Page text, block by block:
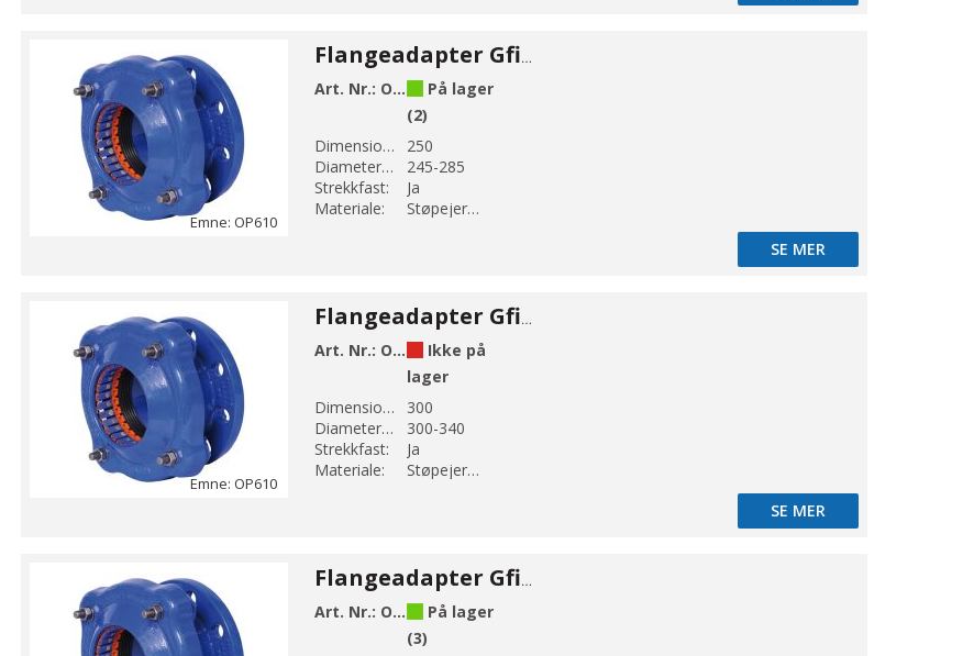
Emne: OP610
Flangeadapter Gfix DN250-245/285
Art. Nr.: OP610-285
På lager
(2)
Dimension DN 1:
250
Diameter 1 (mm):
245-285
Strekkfast:
Ja
Materiale:
Støpejern EN-GJS-500-7
SE MER
Emne: OP610
Flangeadapter Gfix DN300-300/340
Art. Nr.: OP610-340
Ikke på
lager
Dimension DN 1:
300
Diameter 1 (mm):
300-340
Strekkfast:
Ja
Materiale:
Støpejern EN-GJS-500-7
SE MER
Flangeadapter Gfix DN350-340/380
Art. Nr.: OP610-380
På lager
(3)